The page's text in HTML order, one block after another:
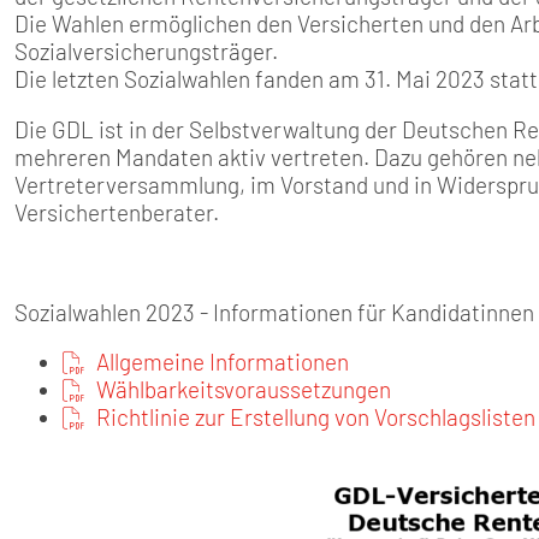
TARIF
SERVICE
MITGLIEDSCHAFT
Die Wahlen ermöglichen den Versicherten und den
Sozialversicherungsträger.
Die letzten Sozialwahlen fanden am 31. Mai 2023
Die GDL ist in der Selbstverwaltung der Deutschen
mehreren Mandaten aktiv vertreten. Dazu gehören
Vertreterversammlung, im Vorstand und in
Versichertenberater.
Sozialwahlen 2023 - Informationen für
Allgemeine Informationen
Wählbarkeitsvoraussetzungen
Richtlinie zur Erstellung von Vorschlagslisten